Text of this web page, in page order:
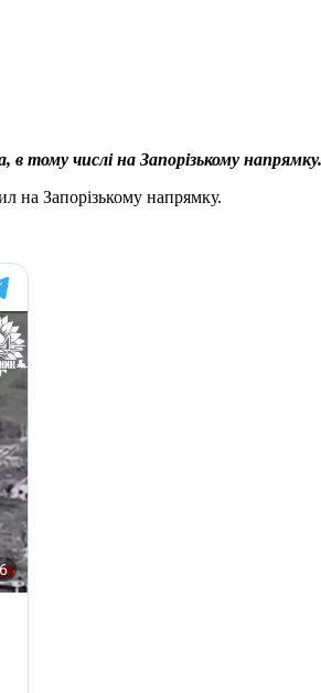
тому числі на Запорізькому напрямку.
на Запорізькому напрямку.